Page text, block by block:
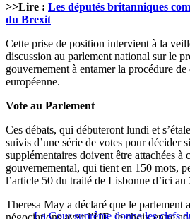
>>Lire : Les députés britanniques
du Brexit
Cette prise de position intervient à la
discussion au parlement national sur le
gouvernement à entamer la procédure
européenne.
Vote au Parlement
Ces débats, qui débuteront lundi et
suivis d’une série de votes pour décider
supplémentaires doivent être attachées à
gouvernemental, qui tient en 150 mots,
l’article 50 du traité de Lisbonne d’ici au
La Cour suprême donne les clefs
Theresa May a déclaré que le parlement